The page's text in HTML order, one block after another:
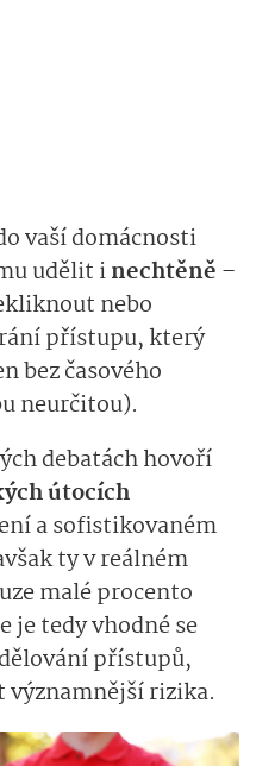
vaší domácnosti
udělit inechtěně –
nebo
přístupu, který
bez časového
neurčitou).
debatách hovoří
útocích
a sofistikovaném
ty v reálném
malé procento
je tedy vhodné se
přístupů,
významnější rizika.